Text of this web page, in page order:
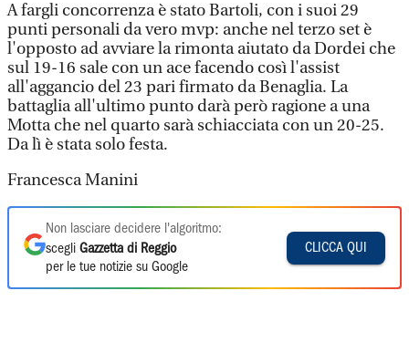
A fargli concorrenza è stato Bartoli, con i suoi 29
punti personali da vero mvp: anche nel terzo set è
l'opposto ad avviare la rimonta aiutato da Dordei che
sul 19-16 sale con un ace facendo così l'assist
all'aggancio del 23 pari firmato da Benaglia. La
battaglia all'ultimo punto darà però ragione a una
Motta che nel quarto sarà schiacciata con un 20-25.
Da lì è stata solo festa.
Francesca Manini
Non lasciare decidere l'algoritmo:
scegli Gazzetta di Reggio
per le tue notizie su Google
CLICCA QUI